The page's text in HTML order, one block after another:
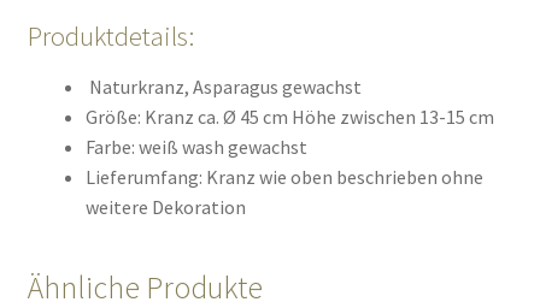
Produktdetails:
Naturkranz, Asparagus gewachst
Größe: Kranz ca. Ø 45 cm Höhe zwischen 13-15 cm
Farbe: weiß wash gewachst
Lieferumfang: Kranz wie oben beschrieben ohne
weitere Dekoration
Ähnliche Produkte